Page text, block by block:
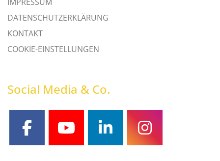
DATENSCHUTZERKLÄRUNG
KONTAKT
COOKIE-EINSTELLUNGEN
Social Media & Co.
facebookyoutubelinkedininstagram